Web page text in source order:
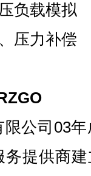
负载模拟
压力补偿
公司03
提供商